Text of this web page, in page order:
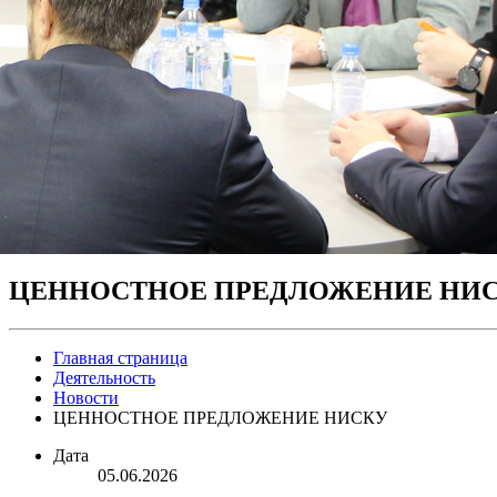
ЦЕННОСТНОЕ ПРЕДЛОЖЕНИЕ
Главная страница
Деятельность
Новости
ЦЕННОСТНОЕ ПРЕДЛОЖЕНИЕ НИСКУ
Дата
05.06.2026